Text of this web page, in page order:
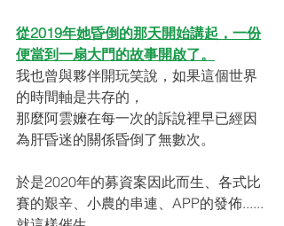
從2019年她昏倒的那天開始講起，一份
便當到一扇大門的故事開啟了。
我也曾與夥伴開玩笑說，如果這個世界
的時間軸是共存的，
那麼阿雲嬤在每一次的訴說裡早已經因
為肝昏迷的關係昏倒了無數次。
於是2020年的募資案因此而生、各式比
賽的艱辛、小農的串連、APP的發佈......